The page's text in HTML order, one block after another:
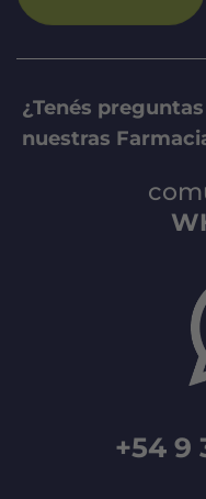
¿Tenés
nuestras
+54 9